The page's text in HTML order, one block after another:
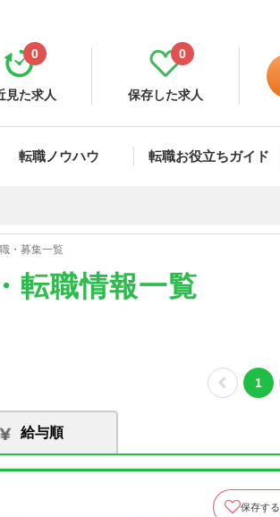
見た求人
0
保存した求人
0
転職ノウハウ 転職お役立ちガイド
・募集一覧
転職情報一覧
1
給与順
保存する